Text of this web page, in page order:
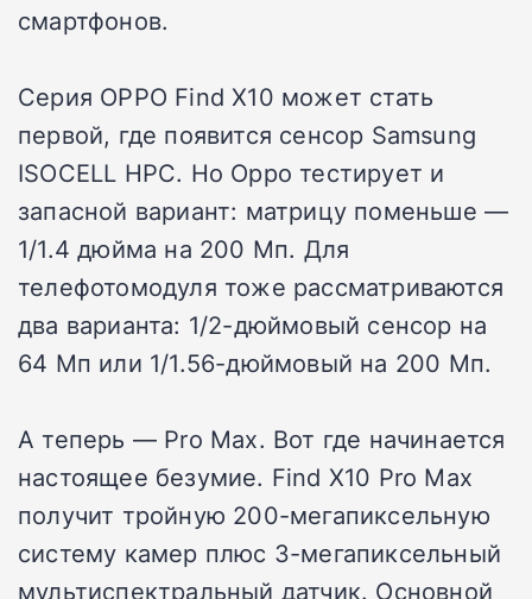
смартфонов.
Серия OPPO Find X10 может стать
первой, где появится сенсор Samsung
ISOCELL HPC. Но Oppo тестирует и
запасной вариант: матрицу поменьше —
1/1.4 дюйма на 200 Мп. Для
телефотомодуля тоже рассматриваются
два варианта: 1/2-дюймовый сенсор на
64 Мп или 1/1.56-дюймовый на 200 Мп.
А теперь — Pro Max. Вот где начинается
настоящее безумие. Find X10 Pro Max
получит тройную 200-мегапиксельную
систему камер плюс 3-мегапиксельный
мультиспектральный датчик. Основной